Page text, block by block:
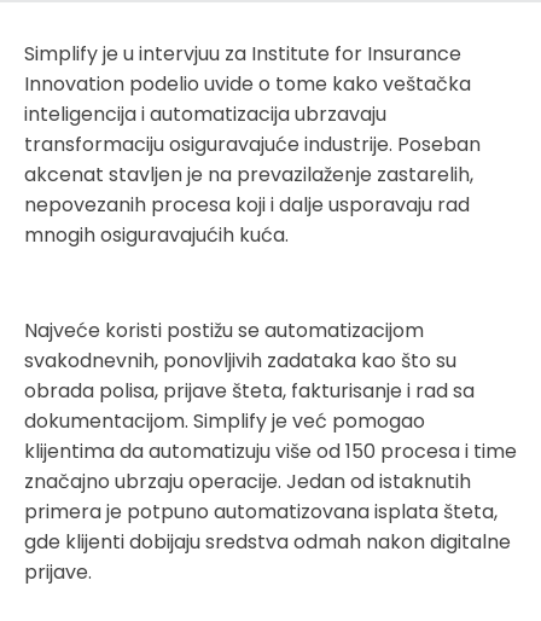
Simplify je u intervjuu za Institute for Insurance
Innovation podelio uvide o tome kako veštačka
inteligencija i automatizacija ubrzavaju
transformaciju osiguravajuće industrije. Poseban
akcenat stavljen je na prevazilaženje zastarelih,
nepovezanih procesa koji i dalje usporavaju rad
mnogih osiguravajućih kuća.
Najveće koristi postižu se automatizacijom
svakodnevnih, ponovljivih zadataka kao što su
obrada polisa, prijave šteta, fakturisanje i rad sa
dokumentacijom. Simplify je već pomogao
klijentima da automatizuju više od 150 procesa i time
značajno ubrzaju operacije. Jedan od istaknutih
primera je potpuno automatizovana isplata šteta,
gde klijenti dobijaju sredstva odmah nakon digitalne
prijave.